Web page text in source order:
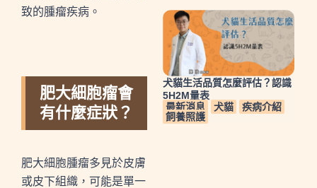
致的腫瘤疾病。
肥大細胞瘤會
有什麼症狀？
肥大細胞腫瘤多見於皮膚
或皮下組織，可能是單一
犬貓生活品質怎麼評估？認識
5H2M量表
最新消息
犬貓
疾病介紹
飼養照護